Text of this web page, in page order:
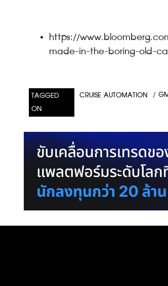
https://
made-in-the-boring-old-
TAGGED
ON
CRUISE AUTOMATION /